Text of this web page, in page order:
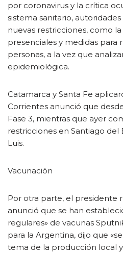
por coronavirus y la crítica
sistema sanitario,
nuevas restricciones, como
presenciales y medidas para
personas, a la vez que
epidemiológica.
Catamarca y Santa Fe
Corrientes anunció que
Fase 3, mientras que ayer
restricciones en Santiago del
Luis.
Vacunación
Por otra parte, el presidente
anunció que se han
regulares» de vacunas
para la Argentina, dijo que
tema de la producción local